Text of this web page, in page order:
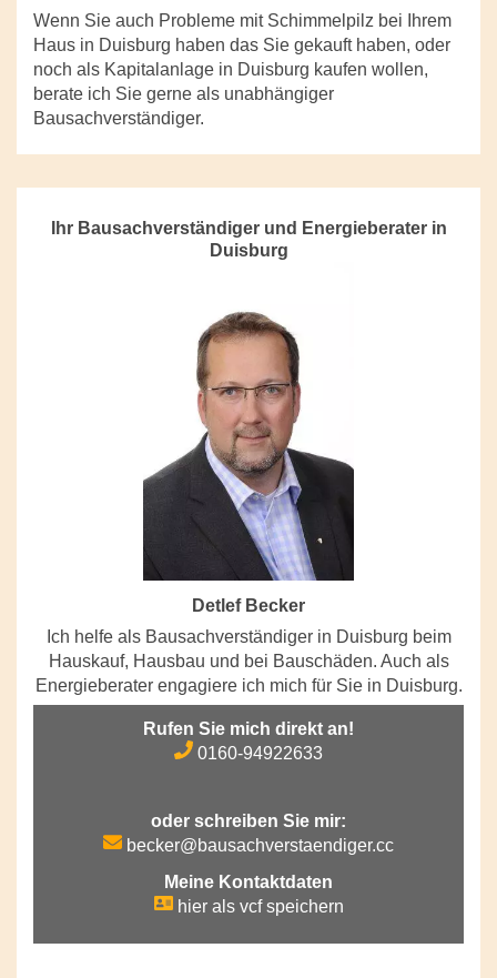
Wenn Sie auch Probleme mit Schimmelpilz bei Ihrem
Haus in Duisburg haben das Sie gekauft haben, oder
noch als Kapitalanlage in Duisburg kaufen wollen,
berate ich Sie gerne als unabhängiger
Bausachverständiger.
Ihr Bausachverständiger und Energieberater in
Duisburg
Detlef Becker
Ich helfe als Bausachverständiger in Duisburg beim
Hauskauf, Hausbau und bei Bauschäden. Auch als
Energieberater engagiere ich mich für Sie in Duisburg.
Rufen Sie mich direkt an!
0160-94922633
oder schreiben Sie mir:
becker@bausachverstaendiger.cc
Meine Kontaktdaten
hier als vcf speichern